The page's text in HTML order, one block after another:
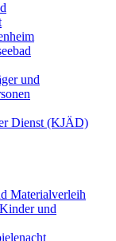
und
Dienst (KJÄD)
Materialverleih
und